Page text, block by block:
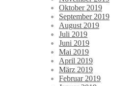
Oktober 2019
September 2019
August 2019
Juli 2019
Juni 2019
Mai 2019
April 2019
März 2019
Februar 2019